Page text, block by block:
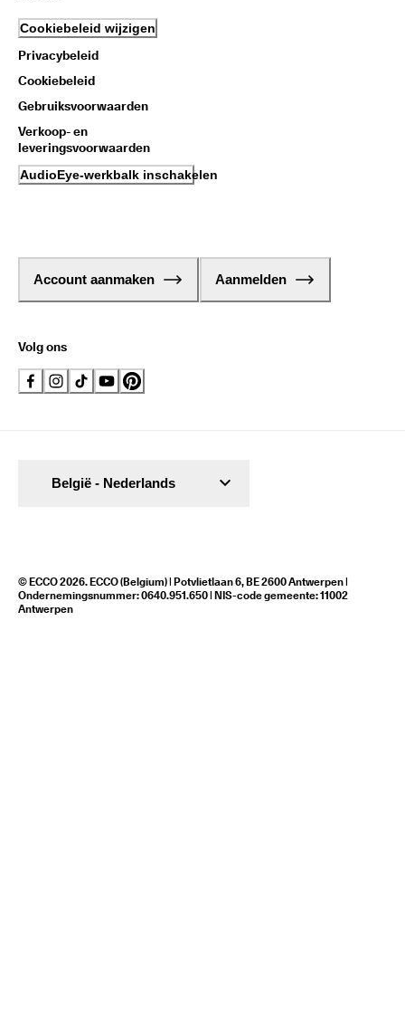
Cookiebeleid wijzigen
Privacybeleid
Cookiebeleid
Gebruiksvoorwaarden
Verkoop- en
leveringsvoorwaarden
AudioEye-werkbalk inschakelen
Account aanmaken Aanmelden
Volg ons
© ECCO 2026. ECCO (Belgium) | Potvlietlaan 6, BE 2600 Antwerpen |
Ondernemingsnummer: 0640.951.650 | NIS-code gemeente: 11002
Antwerpen
België - Nederlands